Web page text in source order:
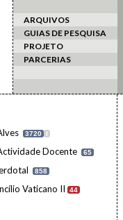
ARQUIVOS
GUIAS DE PESQUISA
PROJETO
PARCERIAS
3720 I
Docente 65
858
Vaticano II 44